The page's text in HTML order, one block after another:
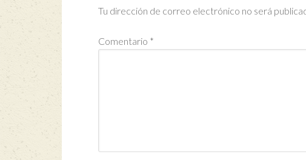
Tu dirección de correo electrónico no será
Comentario *